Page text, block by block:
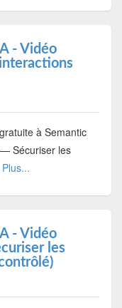
- Vidéo
à Semantic
Sécuriser les
Plus...
- Vidéo
les